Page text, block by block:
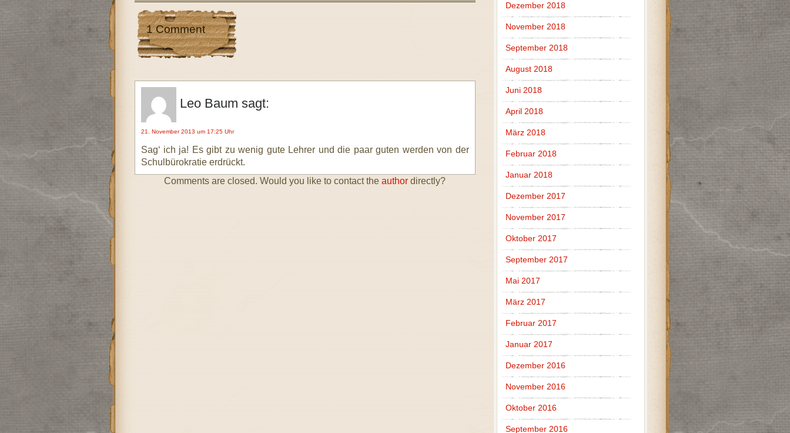
1 Comment
Leo Baum sagt:
21. November 2013 um 17:25 Uhr
Sag‘ ich ja! Es gibt zu wenig gute Lehrer und die paar guten werden von der
Schulbürokratie erdrückt.
Comments are closed. Would you like to contact the author directly?
Dezember 2018
November 2018
September 2018
August 2018
Juni 2018
April 2018
März 2018
Februar 2018
Januar 2018
Dezember 2017
November 2017
Oktober 2017
September 2017
Mai 2017
März 2017
Februar 2017
Januar 2017
Dezember 2016
November 2016
Oktober 2016
September 2016